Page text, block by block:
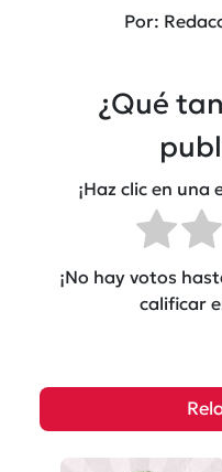
Por:
¿Qué
¡Haz clic en
¡No hay votos
calificar